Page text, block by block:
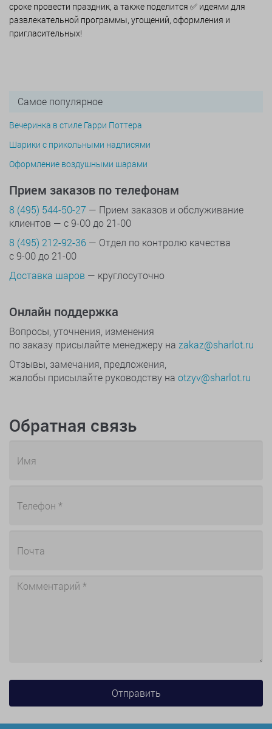
сроке провести праздник, а также поделится ✅ идеями для
развлекательной программы, угощений, оформления и
пригласительных!
Самое популярное
Вечеринка в стиле Гарри Поттера
Шарики с прикольными надписями
Оформление воздушными шарами
Прием заказов по телефонам
8 (495) 544-50-27 — Прием заказов и обслуживание
клиентов — с 9-00 до 21-00
8 (495) 212-92-36 — Отдел по контролю качества
с 9-00 до 21-00
Доставка шаров — круглосуточно
Онлайн поддержка
Вопросы, уточнения, изменения
по заказу присылайте менеджеру на zakaz@sharlot.ru
Отзывы, замечания, предложения,
жалобы присылайте руководству на otzyv@sharlot.ru
Обратная связь